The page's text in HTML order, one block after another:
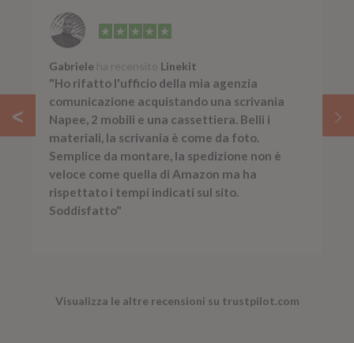
Gabriele ha recensito Linekit
"Ho rifatto l'ufficio della mia agenzia
comunicazione acquistando una scrivania
Napee, 2 mobili e una cassettiera. Belli i
materiali, la scrivania è come da foto.
Semplice da montare, la spedizione non è
veloce come quella di Amazon ma ha
rispettato i tempi indicati sul sito.
Soddisfatto"
Visualizza le altre recensioni su trustpilot.com